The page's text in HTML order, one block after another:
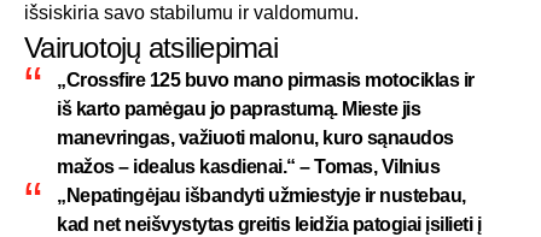
išsiskiria savo stabilumu ir valdomumu.
Vairuotojų atsiliepimai
„Crossfire 125 buvo mano pirmasis motociklas ir
iš karto pamėgau jo paprastumą. Mieste jis
manevringas, važiuoti malonu, kuro sąnaudos
mažos – idealus kasdienai.“ – Tomas, Vilnius
„Nepatingėjau išbandyti užmiestyje ir nustebau,
kad net neišvystytas greitis leidžia patogiai įsilieti į